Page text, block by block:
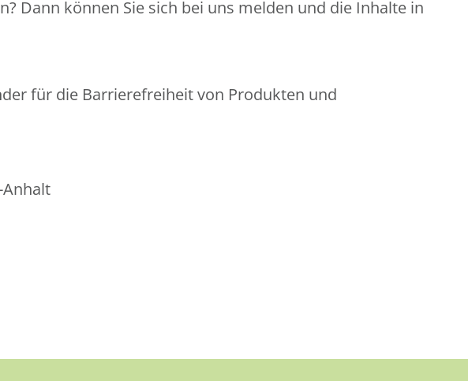
Dann können Sie sich bei uns melden und die Inhalte in
für die Barrierefreiheit von Produkten und